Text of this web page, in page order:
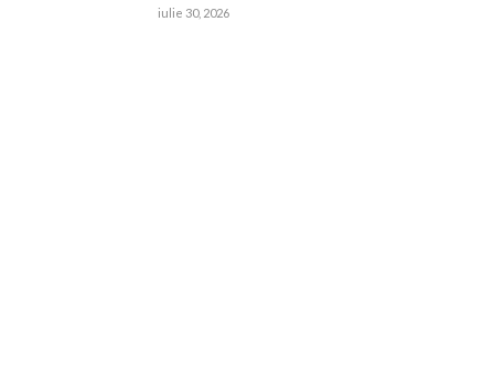
iulie 30, 2026